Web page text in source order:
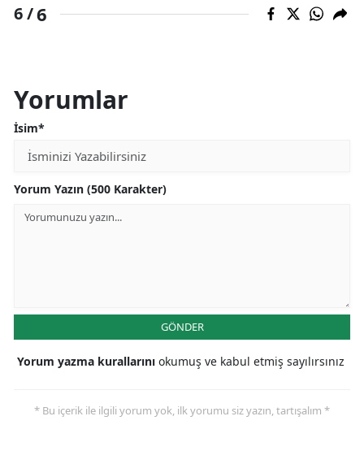
6 /6
Yorumlar
İsim*
Yorum Yazın (500 Karakter)
GÖNDER
Yorum yazma kurallarını okumuş ve kabul etmiş sayılırsınız
* Bu içerik ile ilgili yorum yok, ilk yorumu siz yazın, tartışalım *